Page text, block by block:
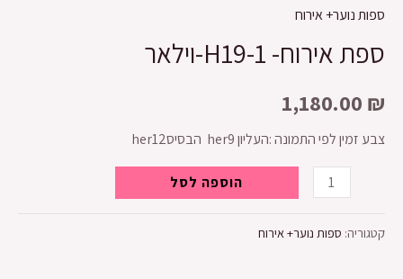
ספות נוער+ אירוח
ספת אירוח- H19-1-וילאר
1,180.00 ₪
צבע זמין לפי התמונה :העליון her9 הבסיסher12
הוספה לסל
קטגוריה: ספות נוער+ אירוח